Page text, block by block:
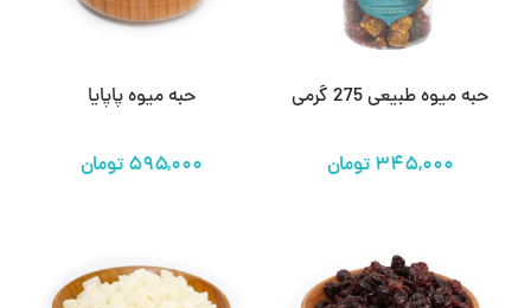
حبه میوه طبیعی 275 گرمی
تومان
حبه میوه پاپایا
تومان